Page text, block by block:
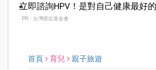
立即諮詢HPV！是對自己健康最好
PR・台灣癌症基金會
首頁 育兒 親子旅遊